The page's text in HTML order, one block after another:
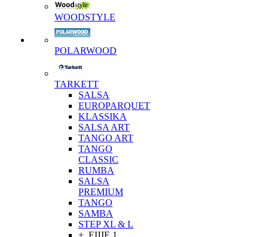
WOODSTYLE
POLARWOOD
TARKETT
SALSA
EUROPARQUET
KLASSIKA
SALSA ART
TANGO ART
TANGO
CLASSIC
RUMBA
SALSA
PREMIUM
TANGO
SAMBA
STEP XL & L
+ ЕЩЕ 1